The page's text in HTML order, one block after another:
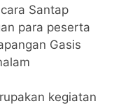
Santap
para peserta
Gasis
kegiatan